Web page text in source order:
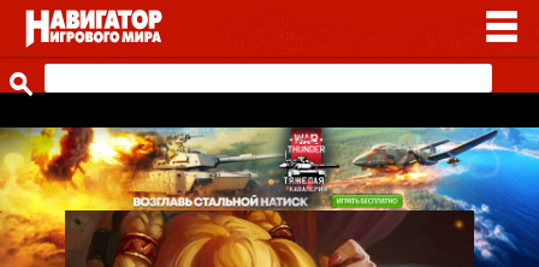
ВИДЕО
СТАТЬИ
ИГРЫ